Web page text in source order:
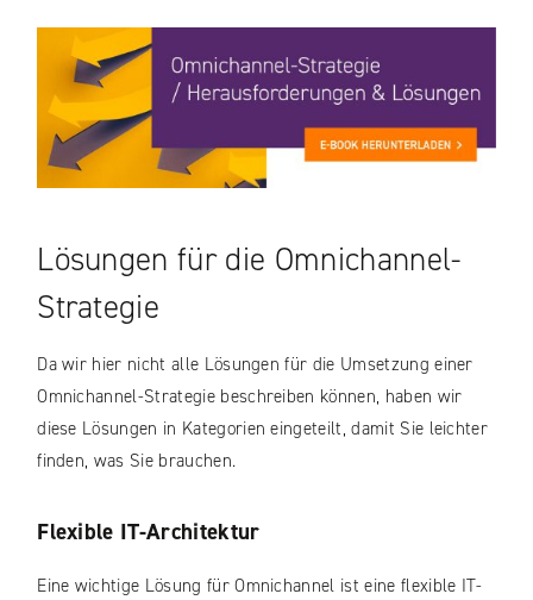
Lösungen für die Omnichannel-
Strategie
Da wir hier nicht alle Lösungen für die Umsetzung einer
Omnichannel-Strategie beschreiben können, haben wir
diese Lösungen in Kategorien eingeteilt, damit Sie leichter
finden, was Sie brauchen.
Flexible IT-Architektur
Eine wichtige Lösung für Omnichannel ist eine flexible IT-